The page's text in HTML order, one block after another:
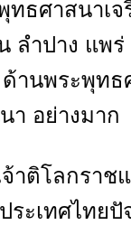
ธศาสนาเจ
ลำปาง แพ
ด้านพระพุท
า อย่างมาก
าติโลกราช
ระเทศไทย